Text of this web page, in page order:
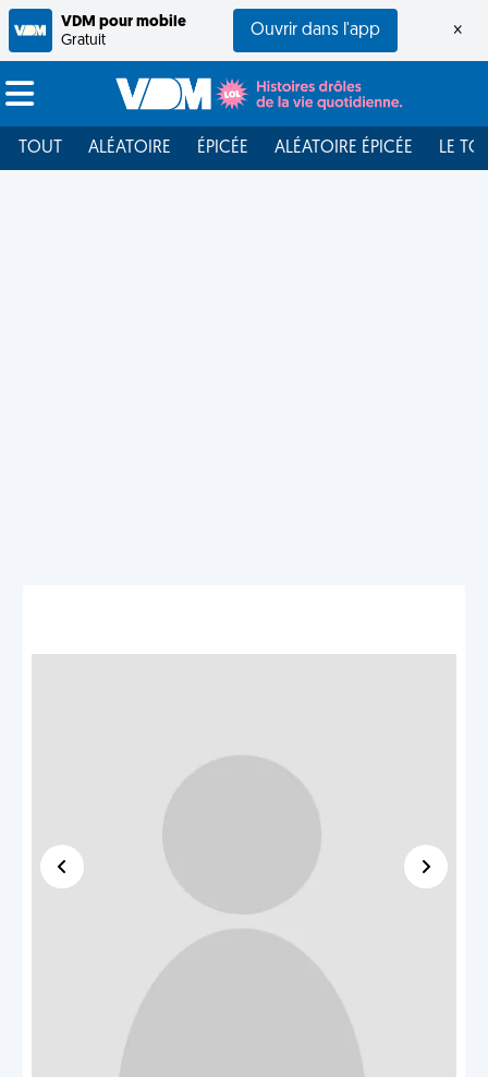
VDM pour mobile
Gratuit
Ouvrir dans l'app ×
TOUT ALÉATOIRE ÉPICÉE ALÉATOIRE ÉPICÉE LE